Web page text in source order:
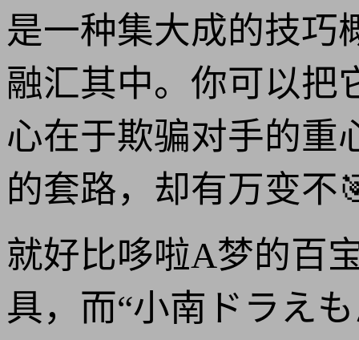
是一种集大成的技巧
融汇其中。你可以把
心在于欺骗对手的重
的套路，却有万变不
就好比哆啦A梦的百
具，而“小南ドラえ